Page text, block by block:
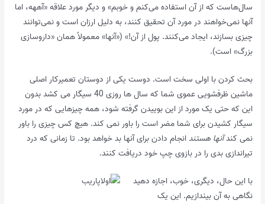
سال‌هاست که از آن استفاده می‌کنم و خوبم» و دیگر مورد علاقه «آههه، اما
آنها نمی‌خواهند در مورد آن تحقیق کنند، به دلیل ارزان است و نمی‌توانند
چیزی بسازند، ایجاد می‌کنند. پول از آن!» («آنها» معمولاً همان «داروسازی
بزرگ» است).
بحث کردن با اولی سخت است. دوست یکی از دوستان تعمیرکار اصلی
ماشین ظرفشویی عموی شما که سال ها روزی 40 سیگار می کشد بدون
این که حتی یک مورد از این بوییدن گرفته شود، همه چیزهایی که در مورد
سیگار کشیدن برای شما مضر است را باور نمی کند. هیچ کس چیزی را باور
نمی کندآنها هستندانجام دادن برای آنها بد خواهد بود. تا زمانی که درد
تیراندازی بدی را در بازوی چپ خود دریافت کنند.
با این حال، دیگری، خوب، اجازه دهید
نگاهی به آن بیندازیم. این یک